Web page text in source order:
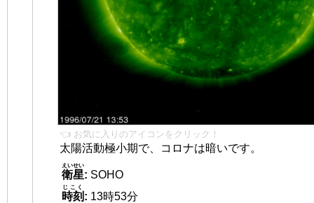
👈 お気に入りのアイコンをクリック！
太陽活動極小期で、コロナは暗いです。
衛星
えいせい
: SOHO
時刻
じこく
: 13時53分